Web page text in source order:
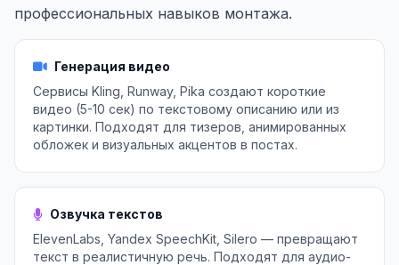
профессиональных навыков монтажа.
Генерация видео
Сервисы Kling, Runway, Pika создают короткие
видео (5-10 сек) по текстовому описанию или из
картинки. Подходят для тизеров, анимированных
обложек и визуальных акцентов в постах.
Озвучка текстов
ElevenLabs, Yandex SpeechKit, Silero — превращают
текст в реалистичную речь. Подходят для аудио-